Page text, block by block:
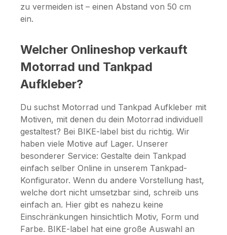
zu vermeiden ist – einen Abstand von 50 cm
ein.
Welcher Onlineshop verkauft
Motorrad und Tankpad
Aufkleber?
Du suchst Motorrad und Tankpad Aufkleber mit
Motiven, mit denen du dein Motorrad individuell
gestaltest? Bei BIKE-label bist du richtig. Wir
haben viele Motive auf Lager. Unserer
besonderer Service: Gestalte dein Tankpad
einfach selber Online in unserem Tankpad-
Konfigurator. Wenn du andere Vorstellung hast,
welche dort nicht umsetzbar sind, schreib uns
einfach an. Hier gibt es nahezu keine
Einschränkungen hinsichtlich Motiv, Form und
Farbe. BIKE-label hat eine große Auswahl an